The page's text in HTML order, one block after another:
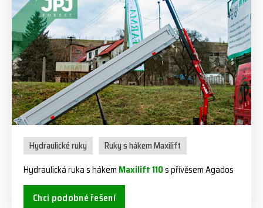
Hydraulické ruky
Ruky s hákem Maxilift
Hydraulická ruka s hákem Maxilift 110s přívěsem Agados
Chci podobné řešení